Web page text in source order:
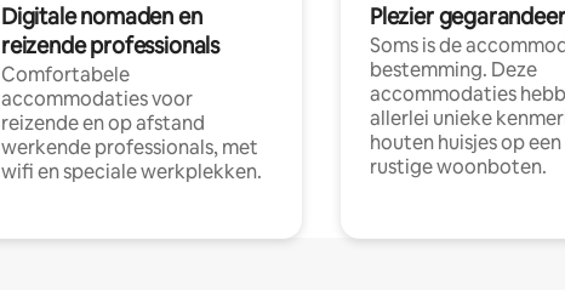
Digitale nomaden en
reizende professionals
Comfortabele
accommodaties voor
reizende en op afstand
werkende professionals, met
wifi en speciale werkplekken.
Plezier
Soms is de
bestemming. Deze
accommodaties
allerlei unieke
houten huisjes op
rustige woonboten.